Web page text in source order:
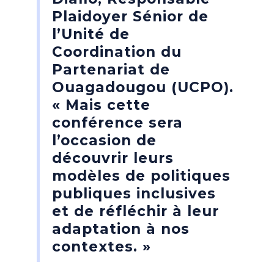
Plaidoyer Sénior de
l’Unité de
Coordination du
Partenariat de
Ouagadougou (UCPO).
« Mais cette
conférence sera
l’occasion de
découvrir leurs
modèles de politiques
publiques inclusives
et de réfléchir à leur
adaptation à nos
contextes. »